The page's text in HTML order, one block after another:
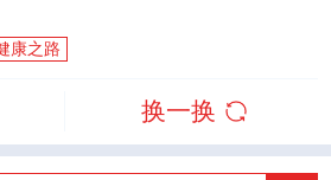
康之路
换一换